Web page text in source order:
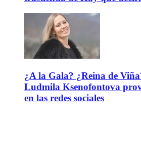
¿A la Gala? ¿Reina de
Ludmila Ksenofontova
en las redes sociales